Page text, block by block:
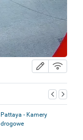
Pattaya - Kamery
drogowe